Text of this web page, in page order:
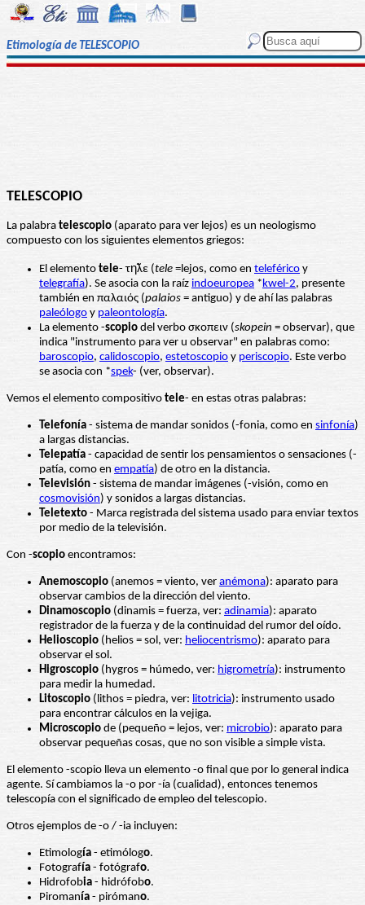
Etimología de TELESCOPIO
TELESCOPIO
La palabra telescopio (aparato para ver lejos) es un neologismo
compuesto con los siguientes elementos griegos:
El elemento tele- τη̃λε (tele =lejos, como en teleférico y
telegrafía). Se asocia con la raíz indoeuropea *kwel-2, presente
también en παλαιός (palaios = antiguo) y de ahí las palabras
paleólogo y paleontología.
La elemento -scopio del verbo σκοπειν (skopein = observar), que
indica "instrumento para ver u observar" en palabras como:
baroscopio, calidoscopio, estetoscopio y periscopio. Este verbo
se asocia con *spek- (ver, observar).
Vemos el elemento compositivo tele- en estas otras palabras:
Telefonía - sistema de mandar sonidos (-fonia, como en sinfonía)
a largas distancias.
Telepatía - capacidad de sentir los pensamientos o sensaciones (-
patía, como en empatía) de otro en la distancia.
Televisión - sistema de mandar imágenes (-visión, como en
cosmovisión) y sonidos a largas distancias.
Teletexto - Marca registrada del sistema usado para enviar textos
por medio de la televisión.
Con -scopio encontramos:
Anemoscopio (anemos = viento, ver anémona): aparato para
observar cambios de la dirección del viento.
Dinamoscopio (dinamis = fuerza, ver: adinamia): aparato
registrador de la fuerza y de la continuidad del rumor del oído.
Helioscopio (helios = sol, ver: heliocentrismo): aparato para
observar el sol.
Higroscopio (hygros = húmedo, ver: higrometría): instrumento
para medir la humedad.
Litoscopio (lithos = piedra, ver: litotricia): instrumento usado
para encontrar cálculos en la vejiga.
Microscopio de (pequeño = lejos, ver: microbio): aparato para
observar pequeñas cosas, que no son visible a simple vista.
El elemento -scopio lleva un elemento -o final que por lo general indica
agente. Sí cambiamos la -o por -ía (cualidad), entonces tenemos
telescopía con el significado de empleo del telescopio.
Otros ejemplos de -o / -ia incluyen:
Etimología - etimólogo.
Fotografía - fotógrafo.
Hidrofobia - hidrófobo.
Piromanía - pirómano.